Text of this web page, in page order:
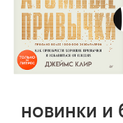
новинки и